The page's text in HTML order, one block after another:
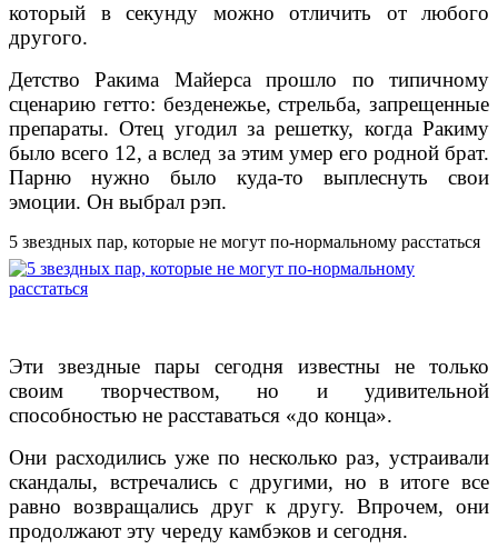
который в секунду можно отличить от любого
другого.
Детство Ракима Майерса прошло по типичному
сценарию гетто: безденежье, стрельба, запрещенные
препараты. Отец угодил за решетку, когда Ракиму
было всего 12, а вслед за этим умер его родной брат.
Парню нужно было куда-то выплеснуть свои
эмоции. Он выбрал рэп.
5 звездных пар, которые не могут по-нормальному расстаться
Эти звездные пары сегодня известны не только
своим творчеством, но и удивительной
способностью не расставаться «до конца».
Они расходились уже по несколько раз, устраивали
скандалы, встречались с другими, но в итоге все
равно возвращались друг к другу. Впрочем, они
продолжают эту череду камбэков и сегодня.